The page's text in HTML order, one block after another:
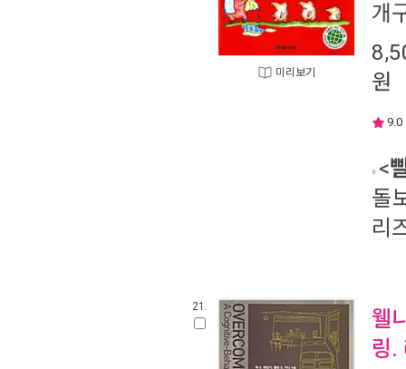
미리보기
개
원
9.0
<
돌
리
21.
웰
링.